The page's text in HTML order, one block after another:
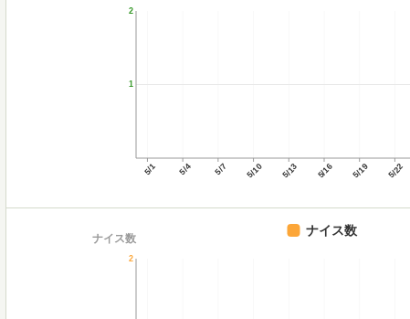
5/1 5/4 5/7 5/10 5/13 5/16 5/19 5/22
1
2
2
ナイス数
ナイス数